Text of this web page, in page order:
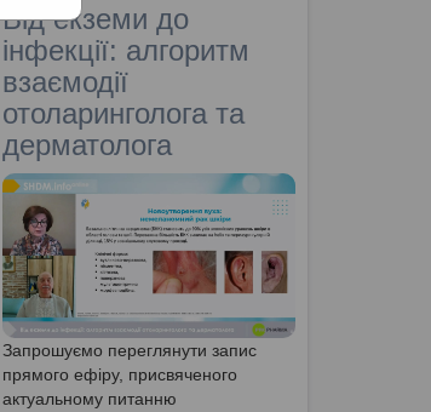
Від екземи до
інфекції: алгоритм
взаємодії
отоларинголога та
дерматолога
Запрошуємо переглянути запис
прямого ефіру, присвяченого
актуальному питанню